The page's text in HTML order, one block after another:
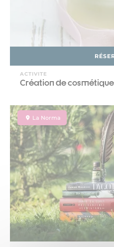
ACTIVITE
Création de
La Norma